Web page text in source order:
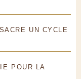
UN CYCLE
POUR LA